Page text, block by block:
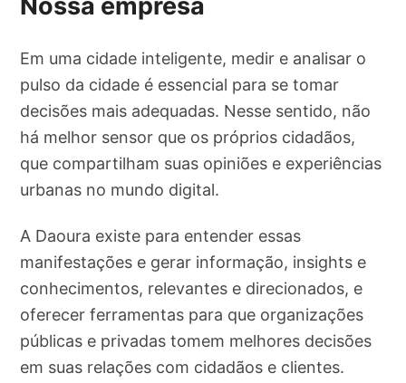
Em uma cidade inteligente, medir e analisar o
pulso da cidade é essencial para se tomar
decisões mais adequadas. Nesse sentido, não
há melhor sensor que os próprios cidadãos,
que compartilham suas opiniões e experiências
urbanas no mundo digital.
A Daoura existe para entender essas
manifestações e gerar informação, insights e
conhecimentos, relevantes e direcionados, e
oferecer ferramentas para que organizações
públicas e privadas tomem melhores decisões
em suas relações com cidadãos e clientes.